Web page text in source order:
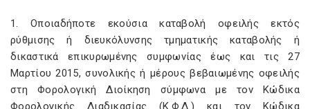
1. Οποιαδήποτε εκούσια καταβολή οφειλής εκτός
ρύθμισης ή διευκόλυνσης τμηματικής καταβολής ή
δικαστικά επικυρωμένης συμφωνίας έως και τις 27
Μαρτίου 2015, συνολικής ή μέρους βεβαιωμένης οφειλής
στη Φορολογική Διοίκηση σύμφωνα με τον Κώδικα
Φορολογικής Διαδικασίας (Κ.Φ.Δ.) και τον Κώδικα